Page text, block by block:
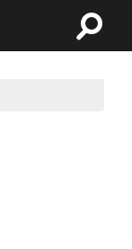
Toggle